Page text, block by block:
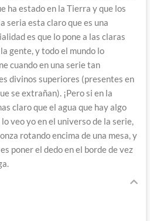
ha estado en la Tierra y que los
seria esta claro que es una
es que lo pone a las claras
gente, y todo el mundo lo
cuando en una serie tan
divinos superiores (presentes en
se extrañan). ¡Pero si en la
claro que el agua que hay algo
veo yo en el universo de la serie,
rotando encima de una mesa, y
poner el dedo en el borde de vez